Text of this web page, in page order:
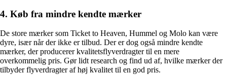
4. Køb fra mindre kendte mærker
De store mærker som Ticket to Heaven, Hummel og Molo kan være
dyre, især når der ikke er tilbud. Der er dog også mindre kendte
mærker, der producerer kvalitetsflyverdragter til en mere
overkommelig pris. Gør lidt research og find ud af, hvilke mærker der
tilbyder flyverdragter af høj kvalitet til en god pris.